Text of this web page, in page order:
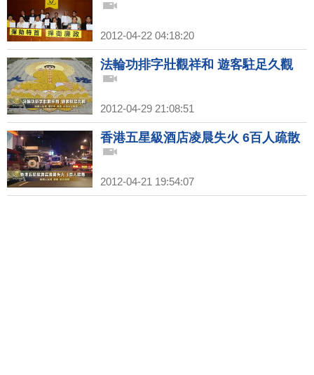
2012-04-22 04:18:20
法輪功排字壯觀祥和 遊客駐足久觀
2012-04-29 21:08:51
香港五星級酒店凌晨失火 6百人疏散
2012-04-21 19:54:07